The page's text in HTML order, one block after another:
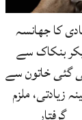
کا جھانسہ
بنکاک سے
گئی خاتون سے
زیادتی، ملزم